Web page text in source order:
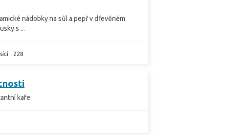
nádobky na sůl a pepř v dřevěném
s ...
228
kafe